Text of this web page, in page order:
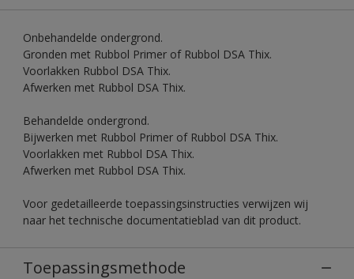
Onbehandelde ondergrond.
Gronden met Rubbol Primer of Rubbol DSA Thix.
Voorlakken Rubbol DSA Thix.
Afwerken met Rubbol DSA Thix.
Behandelde ondergrond.
Bijwerken met Rubbol Primer of Rubbol DSA Thix.
Voorlakken met Rubbol DSA Thix.
Afwerken met Rubbol DSA Thix.
Voor gedetailleerde toepassingsinstructies verwijzen wij
naar het technische documentatieblad van dit product.
Toepassingsmethode